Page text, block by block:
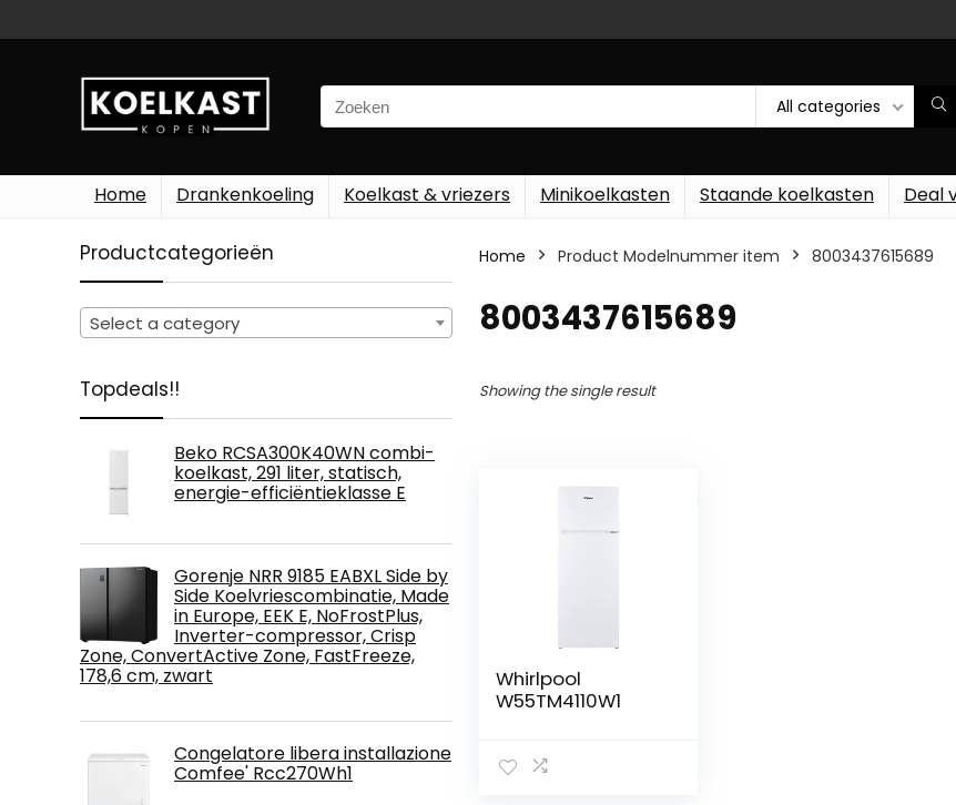
Search
for:
All categories
Home Drankenkoeling Koelkast & vriezers Minikoelkasten Staande koelkasten Deal
Productcategorieën
Select a category
Topdeals!!
Beko RCSA300K40WN combi-
koelkast, 291 liter, statisch,
energie-efficiëntieklasse E
Gorenje NRR 9185 EABXL Side by
Side Koelvriescombinatie, Made
in Europe, EEK E, NoFrostPlus,
Inverter-compressor, Crisp
Zone, ConvertActive Zone, FastFreeze,
178,6 cm, zwart
Congelatore libera installazione
Comfee' Rcc270Wh1
Home Product Modelnummer item ‎8003437615689
‎8003437615689
Showing the single result
Whirlpool
W55TM4110W1